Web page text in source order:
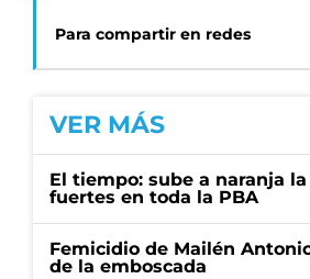
Para compartir en redes
VER MÁS
El tiempo: sube a naranja
fuertes en toda la PBA
Femicidio de Mailén
de la emboscada